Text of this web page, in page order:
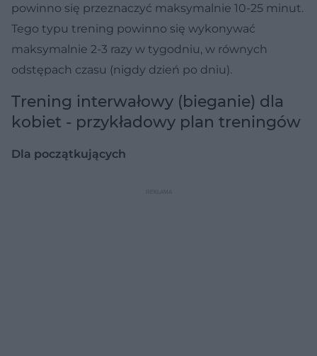
powinno się przeznaczyć maksymalnie 10-25 minut.
Tego typu trening powinno się wykonywać
maksymalnie 2-3 razy w tygodniu, w równych
odstępach czasu (nigdy dzień po dniu).
Trening interwałowy (bieganie) dla
kobiet - przykładowy plan treningów
Dla początkujących